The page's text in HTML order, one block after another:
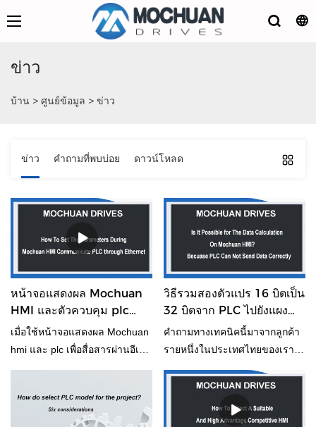
ข่าว
บ้าน > ศูนย์ข้อมูล > ข่าว
ข่าว คำถามที่พบบ่อย ดาวน์โหลด
หน้าจอแสดงผล Mochuan
HMI และตัวควบคุม plc
สื่อสารผ่านอีเธอร์เน็ต ชี้ให้
เห็นถึงสิ่งที่ควรทราบ
เมื่อใช้หน้าจอแสดงผล Mochuan
hmi และ plc เพื่อสื่อสารผ่านอีเธอ
เป็นประโยชน์เมื่อคุณใช้งาน
วิธีรวมสองตัวแปร 16 บิตเป็น
32 บิตจาก PLC ไปยังแผง
Mochuan HMI
คำถามทางเทคนิคนี้มาจากลูกค้า
รายหนึ่งในประเทศไทยของเรา
vairables 16 บิต 2 ตัวให้เป็น 32
บิตที่ส่งจาก plc ไปยังแผง
Mochuan HMI ของเราได้อย่างไร